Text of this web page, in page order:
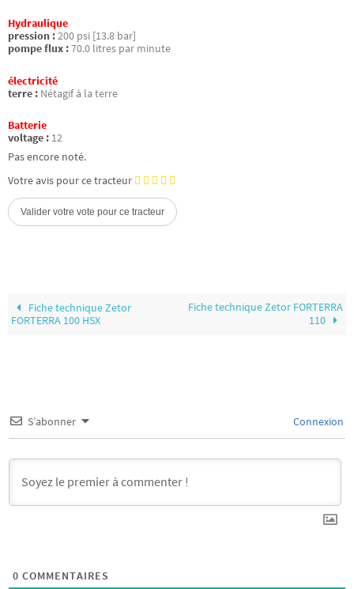
Hydraulique
pression :200 psi [13.8 bar]
pompe flux :70.0 litres par minute
électricité
terre : Nétagif à la terre
Batterie
voltage : 12
Pas encore noté.
Votre avis pour ce tracteur
Fiche technique Zetor
FORTERRA 100 HSX
Fiche technique Zetor FORTERRA
110
S’abonner Connexion
0 COMMENTAIRES